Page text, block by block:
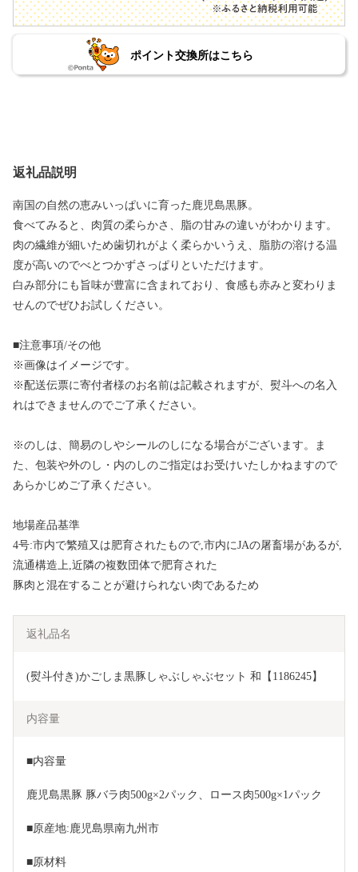
ポイント交換所はこちら
返礼品説明
南国の自然の恵みいっぱいに育った鹿児島黒豚。
食べてみると、肉質の柔らかさ、脂の甘みの違いがわかります。
肉の繊維が細いため歯切れがよく柔らかいうえ、脂肪の溶ける温
度が高いのでべとつかずさっぱりといただけます。
白み部分にも旨味が豊富に含まれており、食感も赤みと変わりま
せんのでぜひお試しください。
■注意事項/その他
※画像はイメージです。
※配送伝票に寄付者様のお名前は記載されますが、熨斗への名入
れはできませんのでご了承ください。
※のしは、簡易のしやシールのしになる場合がございます。ま
た、包装や外のし・内のしのご指定はお受けいたしかねますので
あらかじめご了承ください。
地場産品基準
4号:市内で繁殖又は肥育されたもので,市内にJAの屠畜場があるが,
流通構造上,近隣の複数団体で肥育された
豚肉と混在することが避けられない肉であるため
返礼品名
(熨斗付き)かごしま黒豚しゃぶしゃぶセット 和【1186245】
内容量
■内容量
鹿児島黒豚 豚バラ肉500g×2パック、ロース肉500g×1パック
■原産地:鹿児島県南九州市
■原材料